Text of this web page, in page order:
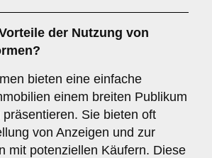
der Nutzung von
?
bieten eine einfache
einem breiten Publikum
Sie bieten oft
von Anzeigen und zur
mit potenziellen Käufern. Diese